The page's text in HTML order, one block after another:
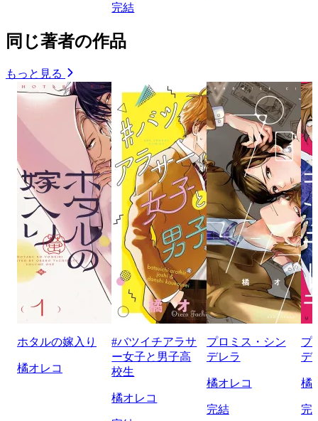
完結
同じ著者の作品
もっと見る
ホタルの嫁入り
橘オレコ
#バツイチアラサ
ー女子と男子高
校生
橘オレコ
プロミス・シン
デレラ
橘オレコ
完結
プ
デ
橘
完